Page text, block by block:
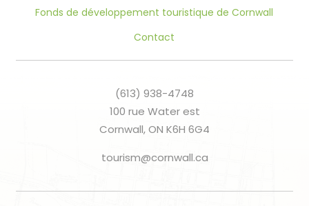
Fonds de développement touristique de Cornwall
Contact
(613) 938-4748
100 rue Water est
Cornwall, ON K6H 6G4
tourism@cornwall.ca